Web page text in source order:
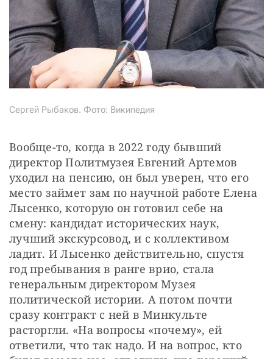
Сергей Рыбаков. Фото: Википедия
Вообще-то, когда в 2022 году бывший
директор Политмузея Евгений Артемов
уходил на пенсию, он был уверен, что его
место займет зам по научной работе Елена
Лысенко, которую он готовил себе на
смену: кандидат исторических наук,
лучший экскурсовод, и с коллективом
ладит. И Лысенко действительно, спустя
год пребывания в ранге врио, стала
генеральным директором Музея
политической истории. А потом почти
сразу контракт с ней в Минкульте
расторгли. «На вопросы «почему», ей
ответили, что так надо. И на вопрос, кто